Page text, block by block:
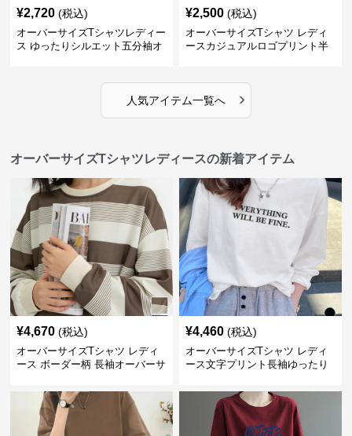
¥2,720 (税込)
オーバーサイズTシャツレディー
ス ゆったりシルエット五分袖オ
¥2,500 (税込)
オーバーサイズTシャツ レディ
ースカジュアルロゴプリント半
人気アイテム一覧へ ›
オーバーサイズTシャツレディースの新着アイテム
¥4,670 (税込)
オーバーサイズTシャツ レディ
ース ボーダー柄 長袖オーバーサ
¥4,460 (税込)
オーバーサイズTシャツ レディ
ース文字プリント長袖ゆったり